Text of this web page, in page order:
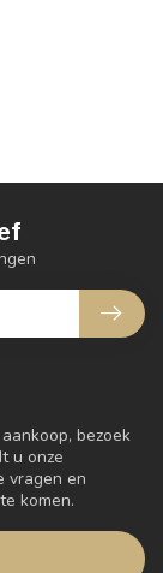
bezoek
u onze
vragen en
komen.